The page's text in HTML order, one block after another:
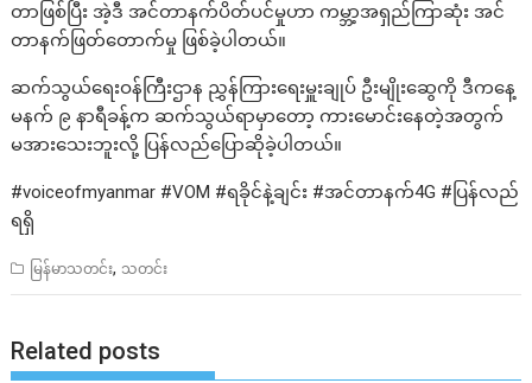
တာဖြစ်ပြီး အဲ့ဒီ အင်တာနက်ပိတ်ပင်မှုဟာ ကမ္ဘာ့အရှည်ကြာဆုံး အင်
တာနက်ဖြတ်တောက်မှု ဖြစ်ခဲ့ပါတယ်။
ဆက်သွယ်ရေးဝန်ကြီးဌာန ညွှန်ကြားရေးမှူးချုပ် ဦးမျိုးဆွေကို ဒီကနေ့
မနက် ၉ နာရီခန့်က ဆက်သွယ်ရာမှာတော့ ကားမောင်းနေတဲ့အတွက်
မအားသေးဘူးလို့ ပြန်လည်ပြောဆိုခဲ့ပါတယ်။
#voiceofmyanmar #VOM #ရခိုင်နဲ့ချင်း #အင်တာနက်4G #ပြန်လည်
ရရှိ
မြန်မာသတင်း, သတင်း
Related posts